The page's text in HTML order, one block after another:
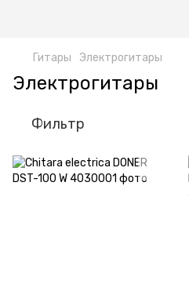
Гитары Электрогитары
Электрогитары
Фильтр